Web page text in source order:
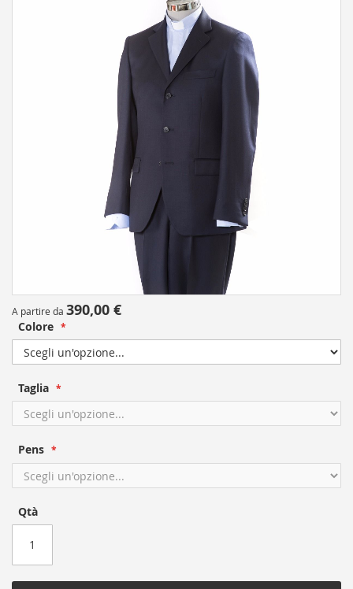
A partire da 390,00 €
Colore
Taglia
Pens
Qtà
to
the
beginning
of
images
gallery